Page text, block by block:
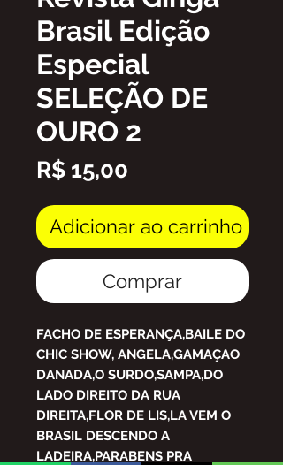
Brasil Edição
Especial
SELEÇÃO DE
OURO 2
R$ 15,00
Adicionar ao carrinho
Comprar
FACHO DE ESPERANÇA,BAILE DO
CHIC SHOW, ANGELA,GAMAÇAO
DANADA,O SURDO,SAMPA,DO
LADO DIREITO DA RUA
DIREITA,FLOR DE LIS,LA VEM O
BRASIL DESCENDO A
LADEIRA,PARABENS PRA